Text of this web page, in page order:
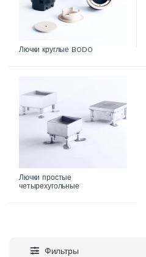
Лючки круглые BODO
Лючки простые
четырехугольные
Фильтры